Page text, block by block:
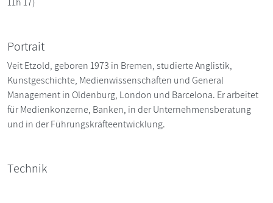
Portrait
Veit Etzold, geboren 1973 in Bremen, studierte Anglistik,
Kunstgeschichte, Medienwissenschaften und General
Management in Oldenburg, London und Barcelona. Er arbeitet
für Medienkonzerne, Banken, in der Unternehmensberatung
und in der Führungskräfteentwicklung.
Technik